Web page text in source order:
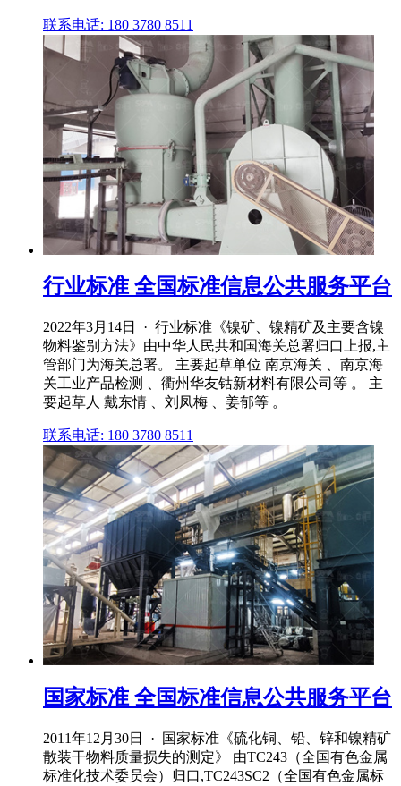
联系电话: 180 3780 8511
行业标准 全国标准信息公共服务平台
2022年3月14日 · 行业标准《镍矿、镍精矿及主要含镍
物料鉴别方法》由中华人民共和国海关总署归口上报,主
管部门为海关总署。 主要起草单位 南京海关 、南京海
关工业产品检测 、衢州华友钴新材料有限公司等 。 主
要起草人 戴东情 、刘凤梅 、姜郁等 。
联系电话: 180 3780 8511
国家标准 全国标准信息公共服务平台
2011年12月30日 · 国家标准《硫化铜、铅、锌和镍精矿
散装干物料质量损失的测定》 由TC243（全国有色金属
标准化技术委员会）归口,TC243SC2（全国有色金属标